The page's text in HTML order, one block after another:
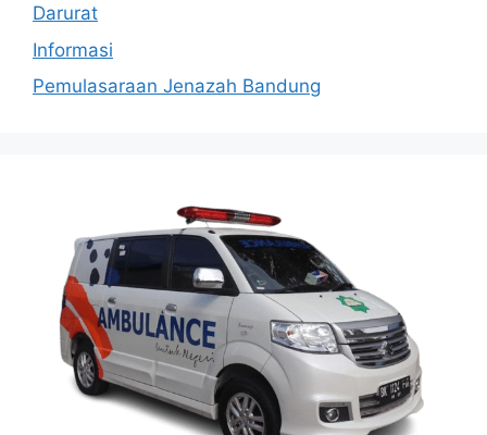
Darurat
Informasi
Pemulasaraan Jenazah Bandung